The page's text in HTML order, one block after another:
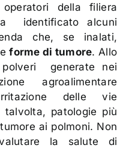
della filiera
identificato alcuni
che, se inalati,
forme di tumore. Allo
polveri generate nei
agroalimentare
delle vie
talvolta, patologie più
ai polmoni. Non
la salute di